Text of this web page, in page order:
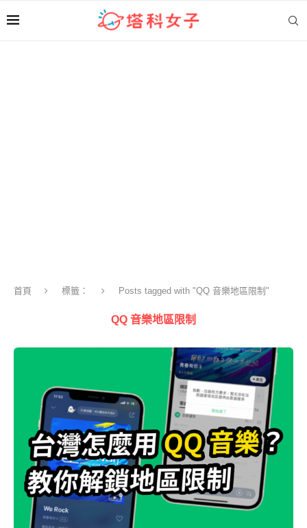
首頁 標籤： Posts tagged with "QQ 音樂地區限制"
QQ 音樂地區限制